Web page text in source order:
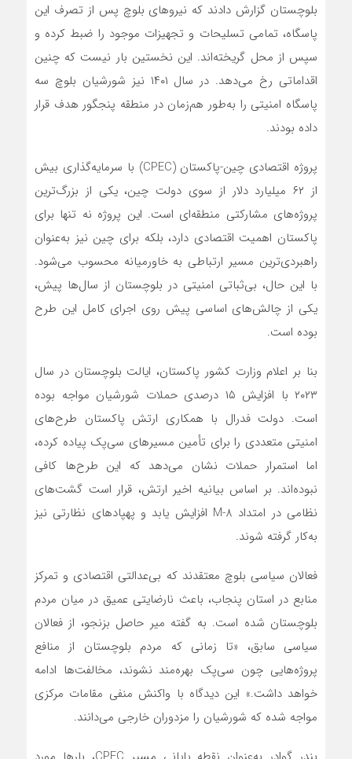
بلوچستان گزارش دادند که نیروهای بلوچ پس از تصرف این
پاسگاه، تمامی تسلیحات و تجهیزات موجود را ضبط کرده و
سپس از محل گریخته‌اند. این نخستین بار نیست که چنین
اقداماتی رخ می‌دهد. در سال ۱۴۰۱ نیز شورشیان بلوچ سه
پاسگاه امنیتی را به‌طور هم‌زمان در منطقه پنجگور هدف قرار
داده بودند.
پروژه اقتصادی چین-پاکستان (CPEC) با سرمایه‌گذاری بیش
از ۶۲ میلیارد دلار از سوی دولت چین، یکی از بزرگ‌ترین
پروژه‌های مشارکتی منطقه‌ای است. این پروژه نه تنها برای
پاکستان اهمیت اقتصادی دارد، بلکه برای چین نیز به‌عنوان
راهبردی‌ترین مسیر ارتباطی به خاورمیانه محسوب می‌شود.
با این حال، بی‌ثباتی امنیتی در بلوچستان از سال‌ها پیش،
یکی از چالش‌های اساسی پیش روی اجرای کامل این طرح
بوده است.
بنا بر اعلام وزارت کشور پاکستان، ایالت بلوچستان در سال
۲۰۲۳ با افزایش ۱۵ درصدی حملات شورشیان مواجه بوده
است. دولت فدرال با همکاری ارتش پاکستان طرح‌های
امنیتی متعددی را برای تأمین مسیرهای سی‌پک پیاده کرده،
اما استمرار حملات نشان می‌دهد که این طرح‌ها کافی
نبوده‌اند. بر اساس بیانیه اخیر ارتش، قرار است گشت‌های
نظامی در امتداد M-8 افزایش یابد و پهپادهای نظارتی نیز
به‌کار گرفته شوند.
فعالان سیاسی بلوچ معتقدند که بی‌عدالتی اقتصادی و تمرکز
منابع در استان پنجاب، باعث نارضایتی عمیق در میان مردم
بلوچستان شده است. به گفته میر حاصل بزنجو، از فعالان
سیاسی سابق، «تا زمانی که مردم بلوچستان از منافع
پروژه‌هایی چون سی‌پک بهره‌مند نشوند، مخالفت‌ها ادامه
خواهد داشت.» این دیدگاه با واکنش منفی مقامات مرکزی
مواجه شده که شورشیان را مزدوران خارجی می‌دانند.